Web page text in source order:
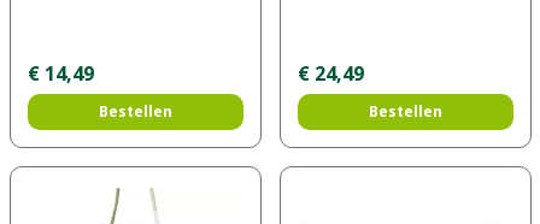
€ 14,49
Bestellen
€ 24,49
Bestellen